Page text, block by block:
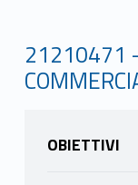
21210471
OBIETTIVI